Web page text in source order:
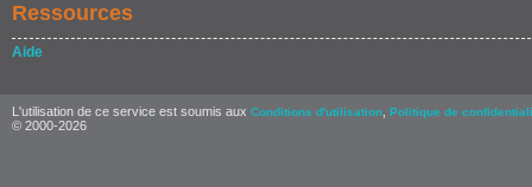
Ressources
Aide
L'utilisation de ce service est soumis aux Conditions d'utilisation Politique de
© 2000-2026